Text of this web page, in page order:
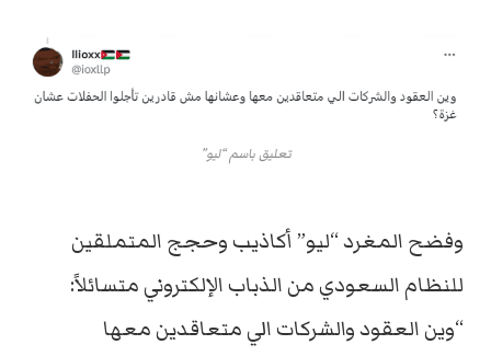
تعليق باسم “ليو”
وفضح المغرد “ليو” أكاذيب وحجج المتملقين
للنظام السعودي من الذباب الإلكتروني متسائلاً:
“وين العقود والشركات الي متعاقدين معها